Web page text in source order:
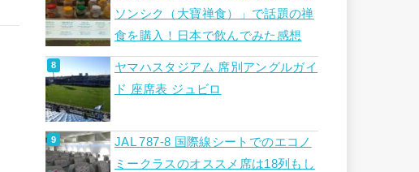
ソンシク（大寶禅食）」で話題の禅
食を購入！日本で飲んでみた感想
ヤマハスタジアム 席別アングルガイ
ド 座席表 ジュビロ
JAL 787-8 国際線シートでのエコノ
ミークラスのオススメ席は18列もし